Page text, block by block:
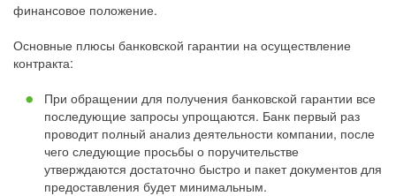
финансовое положение.
Основные плюсы банковской гарантии на осуществление
контракта:
При обращении для получения банковской гарантии все
последующие запросы упрощаются. Банк первый раз
проводит полный анализ деятельности компании, после
чего следующие просьбы о поручительстве
утверждаются достаточно быстро и пакет документов для
предоставления будет минимальным.